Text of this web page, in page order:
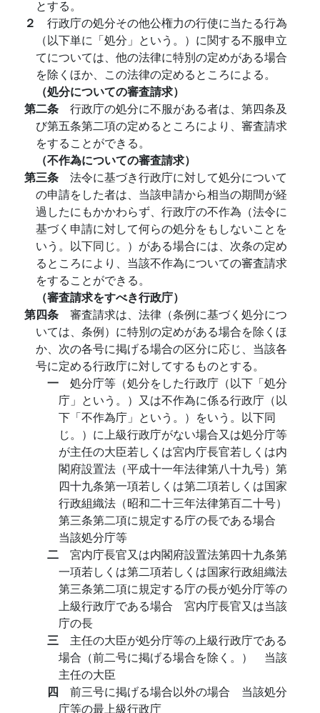
とする。
２ 行政庁の処分その他公権力の行使に当たる行為
（以下単に「処分」という。）に関する不服申立
てについては、他の法律に特別の定めがある場合
を除くほか、この法律の定めるところによる。
（処分についての審査請求）
第二条 行政庁の処分に不服がある者は、第四条及
び第五条第二項の定めるところにより、審査請求
をすることができる。
（不作為についての審査請求）
第三条 法令に基づき行政庁に対して処分について
の申請をした者は、当該申請から相当の期間が経
過したにもかかわらず、行政庁の不作為（法令に
基づく申請に対して何らの処分をもしないことを
いう。以下同じ。）がある場合には、次条の定め
るところにより、当該不作為についての審査請求
をすることができる。
（審査請求をすべき行政庁）
第四条 審査請求は、法律（条例に基づく処分につ
いては、条例）に特別の定めがある場合を除くほ
か、次の各号に掲げる場合の区分に応じ、当該各
号に定める行政庁に対してするものとする。
一 処分庁等（処分をした行政庁（以下「処分
庁」という。）又は不作為に係る行政庁（以
下「不作為庁」という。）をいう。以下同
じ。）に上級行政庁がない場合又は処分庁等
が主任の大臣若しくは宮内庁長官若しくは内
閣府設置法（平成十一年法律第八十九号）第
四十九条第一項若しくは第二項若しくは国家
行政組織法（昭和二十三年法律第百二十号）
第三条第二項に規定する庁の長である場合
当該処分庁等
二 宮内庁長官又は内閣府設置法第四十九条第
一項若しくは第二項若しくは国家行政組織法
第三条第二項に規定する庁の長が処分庁等の
上級行政庁である場合 宮内庁長官又は当該
庁の長
三 主任の大臣が処分庁等の上級行政庁である
場合（前二号に掲げる場合を除く。） 当該
主任の大臣
四 前三号に掲げる場合以外の場合 当該処分
庁等の最上級行政庁